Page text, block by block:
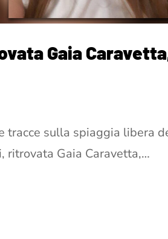
Gaia
tracce sulla spiaggia libera
ritrovata Gaia Caravetta,…